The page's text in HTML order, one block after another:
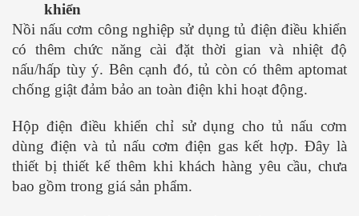
khiển
Nồi nấu cơm công nghiệp sử dụng tủ điện điều khiển
có thêm chức năng cài đặt thời gian và nhiệt độ
nấu/hấp tùy ý. Bên cạnh đó, tủ còn có thêm aptomat
chống giật đảm bảo an toàn điện khi hoạt động.
Hộp điện điều khiển chỉ sử dụng cho tủ nấu cơm
dùng điện và tủ nấu cơm điện gas kết hợp. Đây là
thiết bị thiết kế thêm khi khách hàng yêu cầu, chưa
bao gồm trong giá sản phẩm.